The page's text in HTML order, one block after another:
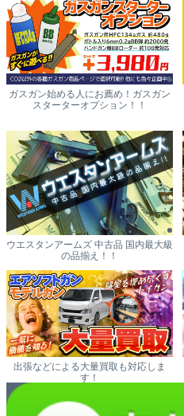
ガスガン始める人にお薦め！ガスガン
スターターオプション！！
ウエスタンアームズ 中古品 国内最大級
の品揃え！！
出張などによる大量買取も対応しま
す！